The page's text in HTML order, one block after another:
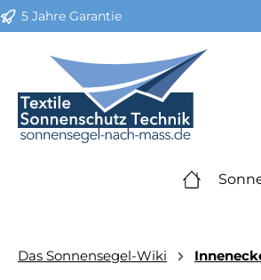
Hauptinhalt springen
Zur Suche springen
Zur Hauptnavigation springen
5 Jahre Garantie
Das Sonnensegel-Wiki